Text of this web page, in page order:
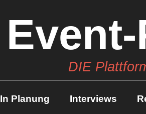
DIE
In Planung Interviews